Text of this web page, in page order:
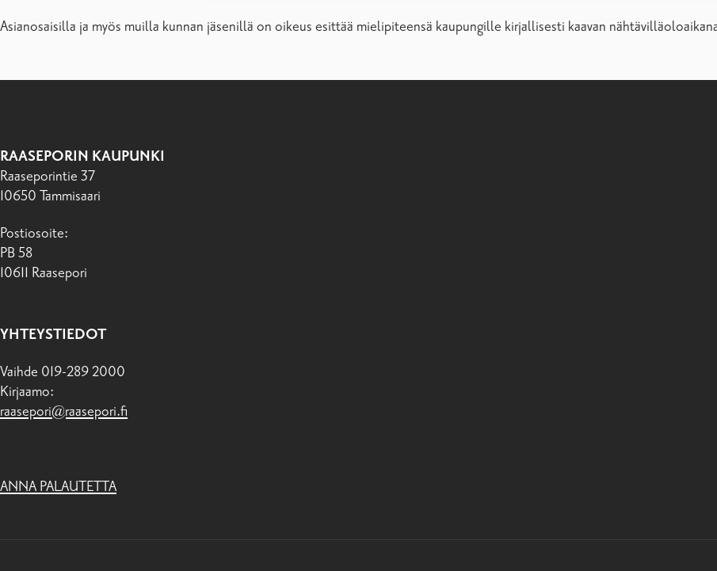
Asianosaisilla ja myös muilla kunnan jäsenillä on oikeus esittää mielipiteensä kaupungille kirjallisesti kaavan
RAASEPORIN KAUPUNKI
Raaseporintie 37
10650 Tammisaari
Postiosoite:
PB 58
10611 Raasepori
YHTEYSTIEDOT
Vaihde 019-289 2000
Kirjaamo:
raasepori@raasepori.fi
ANNA PALAUTETTA